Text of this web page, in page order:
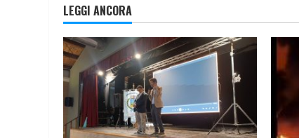
LEGGI ANCORA